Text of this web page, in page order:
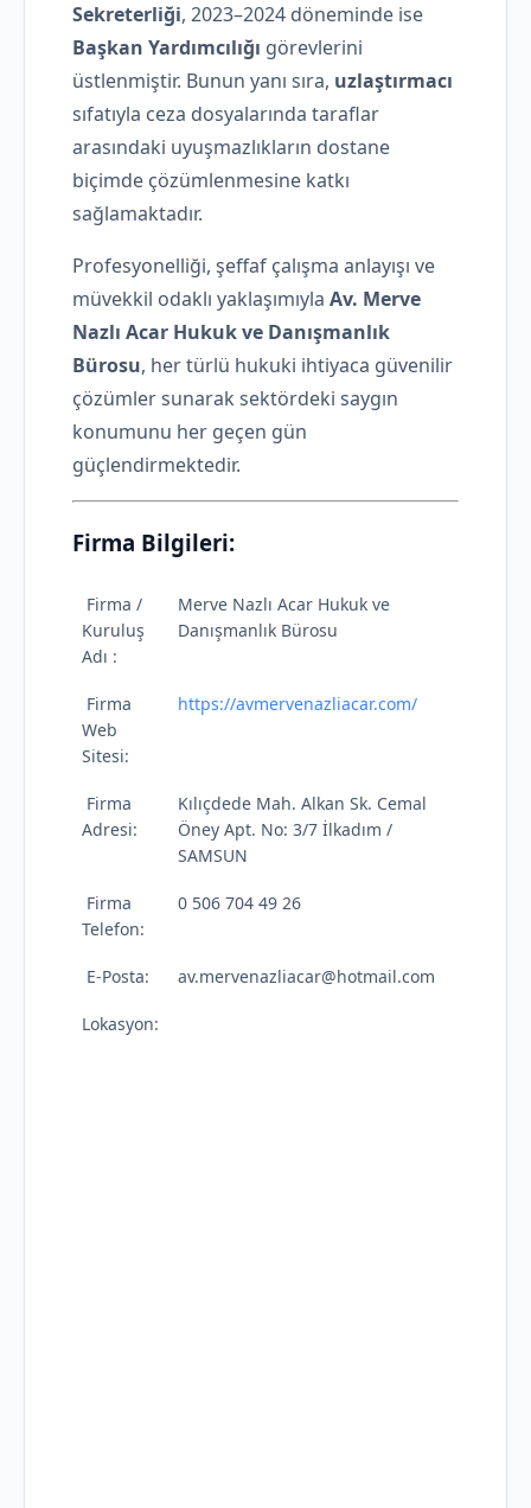
Sekreterliği, 2023–2024 döneminde ise
Başkan Yardımcılığı görevlerini
üstlenmiştir. Bunun yanı sıra, uzlaştırmacı
sıfatıyla ceza dosyalarında taraflar
arasındaki uyuşmazlıkların dostane
biçimde çözümlenmesine katkı
sağlamaktadır.
Profesyonelliği, şeffaf çalışma anlayışı ve
müvekkil odaklı yaklaşımıyla Av. Merve
Nazlı Acar Hukuk ve Danışmanlık
Bürosu, her türlü hukuki ihtiyaca güvenilir
çözümler sunarak sektördeki saygın
konumunu her geçen gün
güçlendirmektedir.
Firma Bilgileri:
Firma /
Kuruluş
Adı :
Merve Nazlı Acar Hukuk ve
Danışmanlık Bürosu
Firma
Web
Sitesi:
https://avmervenazliacar.com/
Firma
Adresi:
Kılıçdede Mah. Alkan Sk. Cemal
Öney Apt. No: 3/7 İlkadım /
SAMSUN
Firma
Telefon:
0 506 704 49 26
E-Posta: av.mervenazliacar@hotmail.com
Lokasyon: